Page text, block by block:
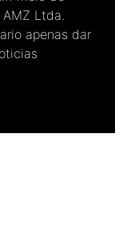
Ltda.
apenas dar